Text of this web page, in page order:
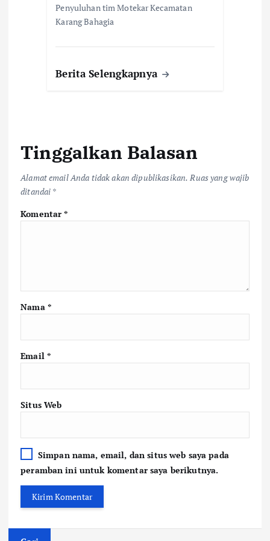
Penyuluhan tim Motekar Kecamatan
Karang Bahagia
Berita Selengkapnya
Tinggalkan Balasan
Alamat email Anda tidak akan dipublikasikan. Ruas yang wajib
ditandai *
Komentar*
Nama *
Email *
Situs Web
Simpan nama, email, dan situs web saya pada
peramban ini untuk komentar saya berikutnya.